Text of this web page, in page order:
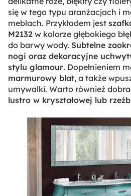
się w tego typu aranżacjach i
meblach. Przykładem jest
M2132 w kolorze głębokiego
do barwy wody. Subtelne
nogi oraz dekoracyjne
stylu glamour. Dopełnieniem
marmurowy blat, a także
umywalki. Warto również
lustro w kryształowej lub